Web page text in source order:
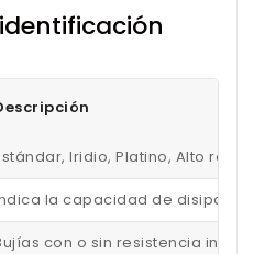
Iridio, Platino, Alto
la capacidad de disipar
con o sin resistencia